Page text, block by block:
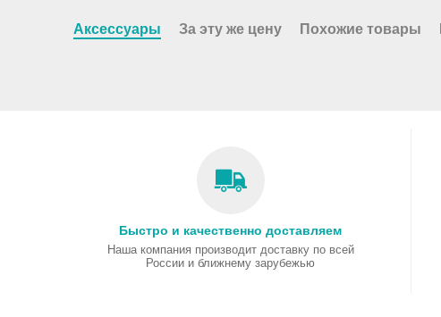
Аксессуары За эту же цену Похожие товары
Быстро и качественно доставляем
Наша компания производит доставку по всей
России и ближнему зарубежью